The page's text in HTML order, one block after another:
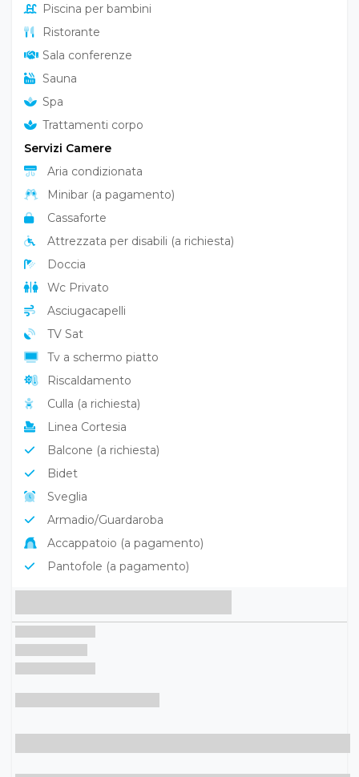
Piscina per bambini
Ristorante
Sala conferenze
Sauna
Spa
Trattamenti corpo
Servizi Camere
Aria condizionata
Minibar (a pagamento)
Cassaforte
Attrezzata per disabili (a richiesta)
Doccia
Wc Privato
Asciugacapelli
TV Sat
Tv a schermo piatto
Riscaldamento
Culla (a richiesta)
Linea Cortesia
Balcone (a richiesta)
Bidet
Sveglia
Armadio/Guardaroba
Accappatoio (a pagamento)
Pantofole (a pagamento)